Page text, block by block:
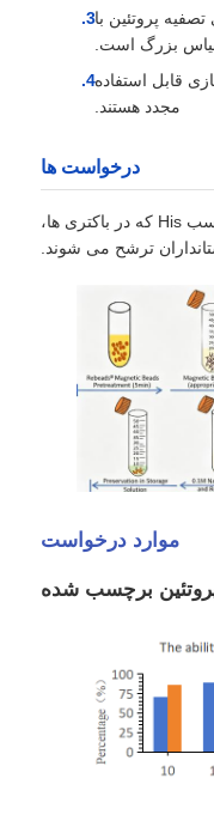
پروتئین با
بزرگ است.
قابل استفاده
مجدد هستند.
درخواست ها
تصفیه پروتئین های محلول با برچسب His که در باکتری ها،
ترشح می شوند.
موارد درخواست